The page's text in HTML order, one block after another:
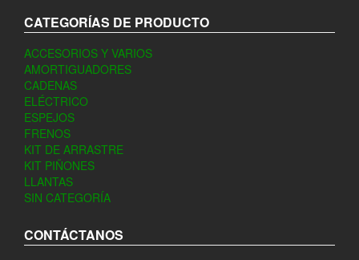
CATEGORÍAS DE PRODUCTO
ACCESORIOS Y VARIOS
AMORTIGUADORES
CADENAS
ELÉCTRICO
ESPEJOS
FRENOS
KIT DE ARRASTRE
KIT PIÑONES
LLANTAS
SIN CATEGORÍA
CONTÁCTANOS